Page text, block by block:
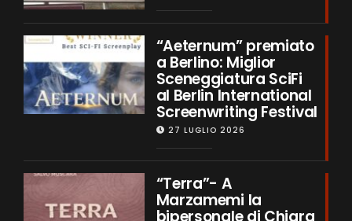
“Aeternum” premiato
a Berlino: Miglior
Sceneggiatura SciFi
al Berlin International
Screenwriting Festival
27 LUGLIO 2026
“Terra”- A
Marzamemi la